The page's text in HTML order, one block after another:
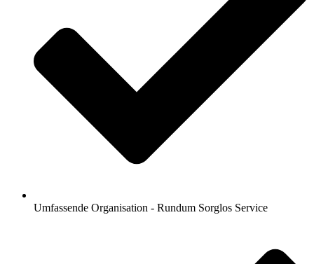
Umfassende Organisation - Rundum Sorglos Service